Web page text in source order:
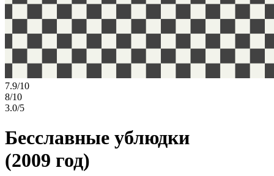
7.9/10
8/10
3.0/5
Бесславные ублюдки
(2009 год)